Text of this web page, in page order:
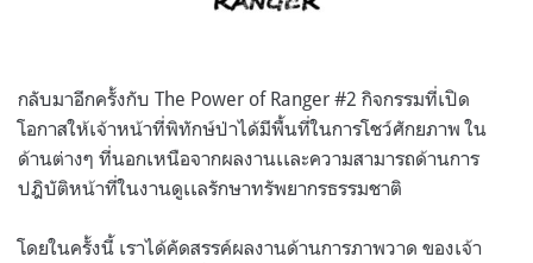
กลับมาอีกครั้งกับ The Power of Ranger #2 กิจกรรมที่เปิด
โอกาสให้เจ้าหน้าที่พิทักษ์ป่าได้มีพื้นที่ในการโชว์ศักยภาพ ใน
ด้านต่างๆ ที่นอกเหนือจากผลงานเเละความสามารถด้านการ
ปฎิบัติหน้าที่ในงานดูเเลรักษาทรัพยากรธรรมชาติ
โดยในครั้งนี้ เราได้คัดสรรค์ผลงานด้านการภาพวาด ของเจ้า